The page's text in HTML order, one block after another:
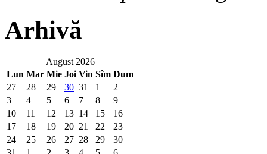
Arhivă
August 2026
Lun Mar Mie Joi Vin Sîm Dum
27
28 29 30 31 1
2
3
4 5 6 7 8
9
10
11 12 13 14 15
16
17
18 19 20 21 22
23
24
25 26 27 28 29
30